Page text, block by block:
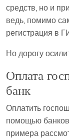
средств, но и
ведь, помимо
регистрация в
Но дорогу
Оплата
банк
Оплатить
помощью
примера